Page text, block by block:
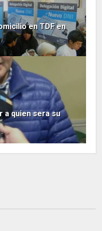
en TDF en
a quien sera su